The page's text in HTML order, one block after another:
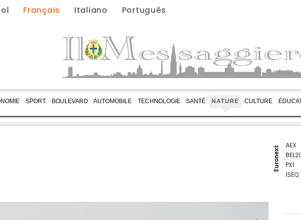
Français Italiano Português
SPORT BOULEVARD AUTOMOBILE TECHNOLOGIE SANTÉ NATURE CULTURE
Euronext
AEX
PX1
ISEQ